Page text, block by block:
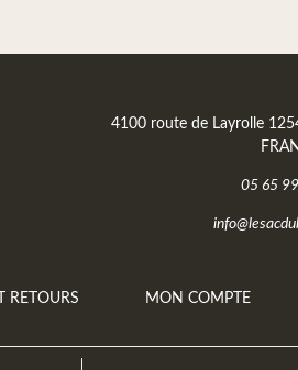
4100 route de Layrolle
05 65
RETOURS MON COMPTE